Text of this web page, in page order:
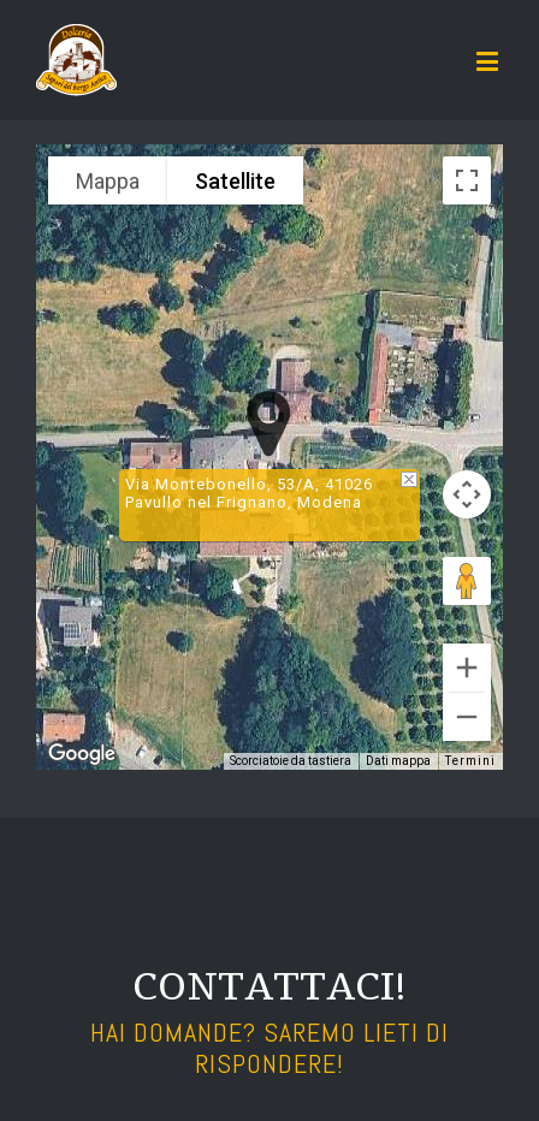
Via Montebonello, 53/A, 41026
Pavullo nel Frignano, Modena
Mappa Satellite
Scorciatoie da tastiera Dati mappa Termini
CONTATTACI!
HAI DOMANDE? SAREMO LIETI DI
RISPONDERE!